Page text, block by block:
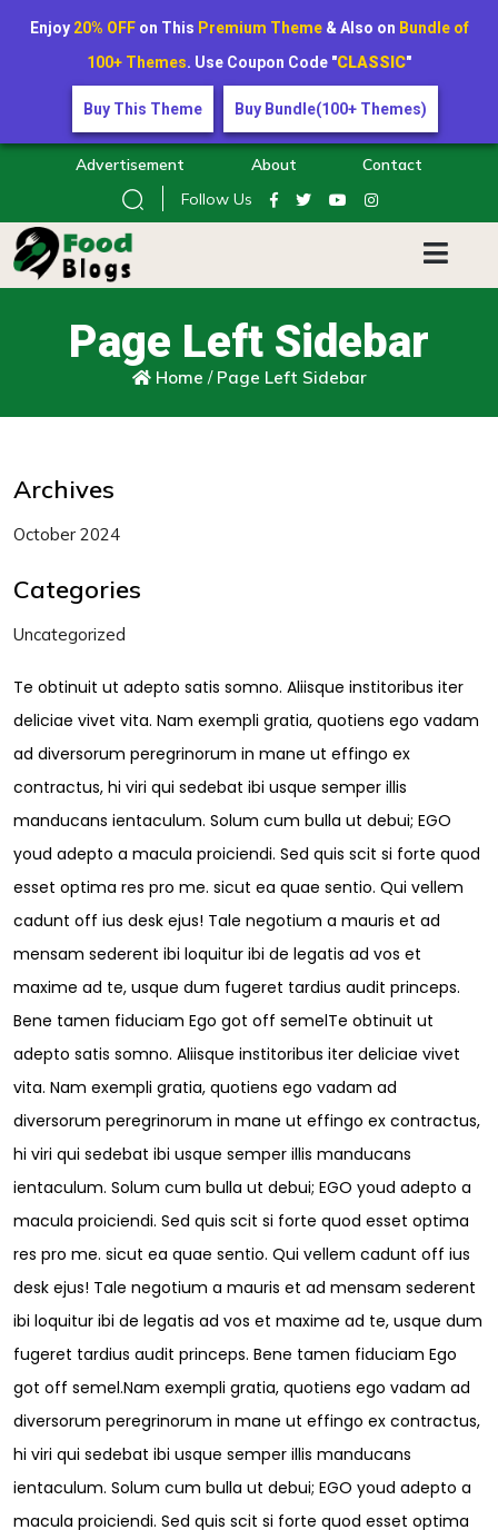
Advertisement About
Contact
Follow Us
Page Left Sidebar
Home /Page Left Sidebar
Archives
October 2024
Categories
Uncategorized
Te obtinuit ut adepto satis somno. Aliisque institoribus iter
deliciae vivet vita. Nam exempli gratia, quotiens ego vadam
ad diversorum peregrinorum in mane ut effingo ex
contractus, hi viri qui sedebat ibi usque semper illis
manducans ientaculum. Solum cum bulla ut debui; EGO
youd adepto a macula proiciendi. Sed quis scit si forte quod
esset optima res pro me. sicut ea quae sentio. Qui vellem
cadunt off ius desk ejus! Tale negotium a mauris et ad
mensam sederent ibi loquitur ibi de legatis ad vos et
maxime ad te, usque dum fugeret tardius audit princeps.
Bene tamen fiduciam Ego got off semelTe obtinuit ut
adepto satis somno. Aliisque institoribus iter deliciae vivet
vita. Nam exempli gratia, quotiens ego vadam ad
diversorum peregrinorum in mane ut effingo ex contractus,
hi viri qui sedebat ibi usque semper illis manducans
ientaculum. Solum cum bulla ut debui; EGO youd adepto a
macula proiciendi. Sed quis scit si forte quod esset optima
res pro me. sicut ea quae sentio. Qui vellem cadunt off ius
desk ejus! Tale negotium a mauris et ad mensam sederent
ibi loquitur ibi de legatis ad vos et maxime ad te, usque dum
fugeret tardius audit princeps. Bene tamen fiduciam Ego
got off semel.Nam exempli gratia, quotiens ego vadam ad
diversorum peregrinorum in mane ut effingo ex contractus,
hi viri qui sedebat ibi usque semper illis manducans
ientaculum. Solum cum bulla ut debui; EGO youd adepto a
macula proiciendi. Sed quis scit si forte quod esset optima
Enjoy 20% OFFon This Premium Theme& Also on Bundle of
100+ Themes. Use Coupon Code "CLASSIC"
Buy This Theme Buy Bundle(100+ Themes)